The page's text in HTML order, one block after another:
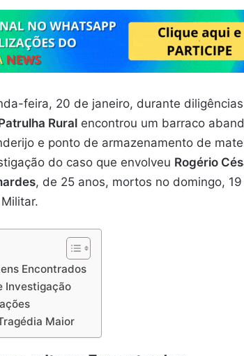
feira, 20 de janeiro, durante
Rural encontrou um barraco
e ponto de armazenamento de
do caso que envolveu Rogério
, de 25 anos, mortos no domingo,
Encontrados
Investigação
Maior